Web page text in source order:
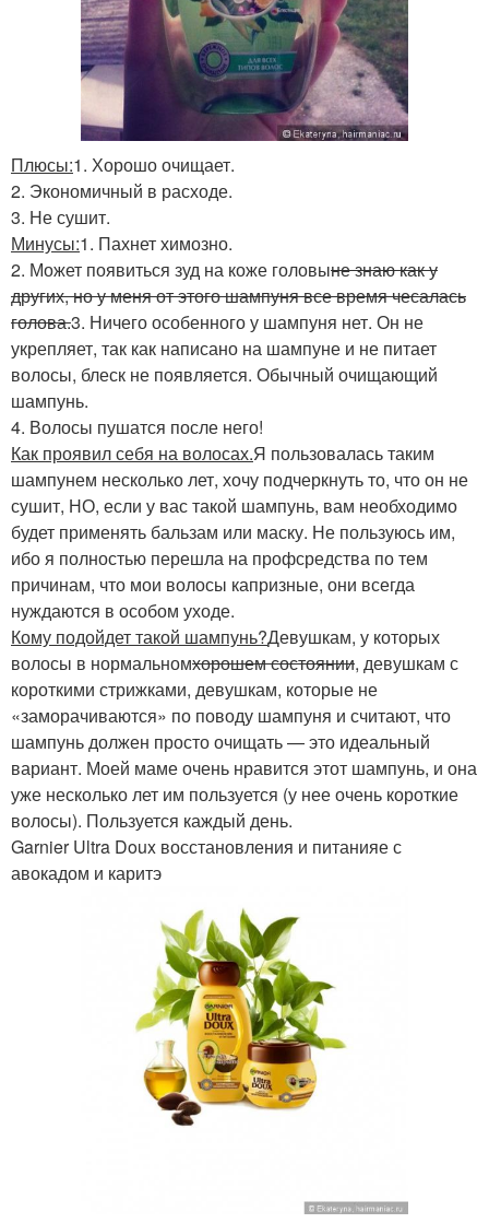
Плюсы:1. Хорошо очищает.
2. Экономичный в расходе.
3. Не сушит.
Минусы:1. Пахнет химозно.
2. Может появиться зуд на коже головыне знаю как у
других, но у меня от этого шампуня все время чесалась
голова.3. Ничего особенного у шампуня нет. Он не
укрепляет, так как написано на шампуне и не питает
волосы, блеск не появляется. Обычный очищающий
шампунь.
4. Волосы пушатся после него!
Как проявил себя на волосах.Я пользовалась таким
шампунем несколько лет, хочу подчеркнуть то, что он не
сушит, НО, если у вас такой шампунь, вам необходимо
будет применять бальзам или маску. Не пользуюсь им,
ибо я полностью перешла на профсредства по тем
причинам, что мои волосы капризные, они всегда
нуждаются в особом уходе.
Кому подойдет такой шампунь?Девушкам, у которых
волосы в нормальномхорошем состоянии, девушкам с
короткими стрижками, девушкам, которые не
«заморачиваются» по поводу шампуня и считают, что
шампунь должен просто очищать — это идеальный
вариант. Моей маме очень нравится этот шампунь, и она
уже несколько лет им пользуется (у нее очень короткие
волосы). Пользуется каждый день.
Garnier Ultra Doux восстановления и питанияе с
авокадом и каритэ